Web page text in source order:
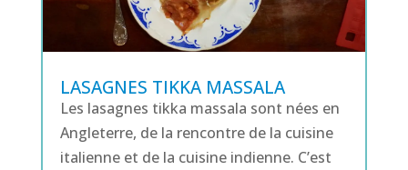
LASAGNES TIKKA MASSALA
Les lasagnes tikka massala sont nées en
Angleterre, de la rencontre de la cuisine
italienne et de la cuisine indienne. C’est